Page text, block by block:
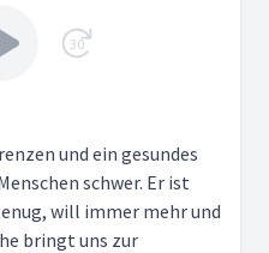
30
und ein gesundes
schwer. Er ist
will immer mehr und
bringt uns zur